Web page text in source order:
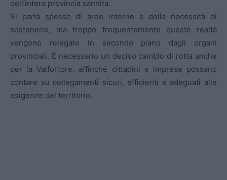
dell’intera provincia sannita.
Si parla spesso di aree interne e della necessità di
sostenerle, ma troppo frequentemente queste realtà
vengono relegate in secondo piano dagli organi
provinciali. È necessario un deciso cambio di rotta anche
per la Valfortore, affinché cittadini e imprese possano
contare su collegamenti sicuri, efficienti e adeguati alle
esigenze del territorio.